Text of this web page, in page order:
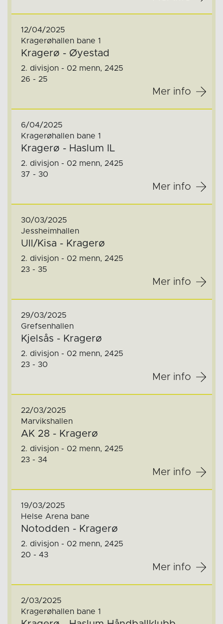
12/04/2025
Kragerøhallen bane 1
Kragerø - Øyestad
2. divisjon - 02 menn, 2425
26 - 25
Mer info
6/04/2025
Kragerøhallen bane 1
Kragerø - Haslum IL
2. divisjon - 02 menn, 2425
37 - 30
Mer info
30/03/2025
Jessheimhallen
Ull/Kisa - Kragerø
2. divisjon - 02 menn, 2425
23 - 35
Mer info
29/03/2025
Grefsenhallen
Kjelsås - Kragerø
2. divisjon - 02 menn, 2425
23 - 30
Mer info
22/03/2025
Marvikshallen
AK 28 - Kragerø
2. divisjon - 02 menn, 2425
23 - 34
Mer info
19/03/2025
Helse Arena bane
Notodden - Kragerø
2. divisjon - 02 menn, 2425
20 - 43
Mer info
2/03/2025
Kragerøhallen bane 1